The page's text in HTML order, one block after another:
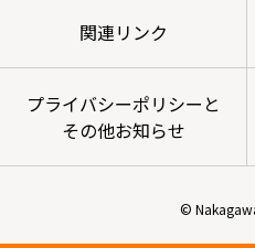
関連リンク
プライバシーポリシーと
その他お知らせ
©